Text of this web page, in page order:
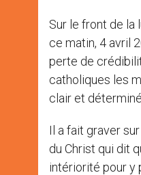
Sur le front de la
ce matin, 4 avril
perte de
catholiques les
clair et
Il a fait graver
du Christ qui dit
intériorité pour y